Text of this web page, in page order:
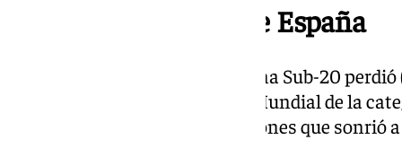
Derrota en cuartos de España
La selección española masculina Sub-20
sábado en cuartos de final del Mundial de la
Chile, un partido lleno de ocasiones que sonrió